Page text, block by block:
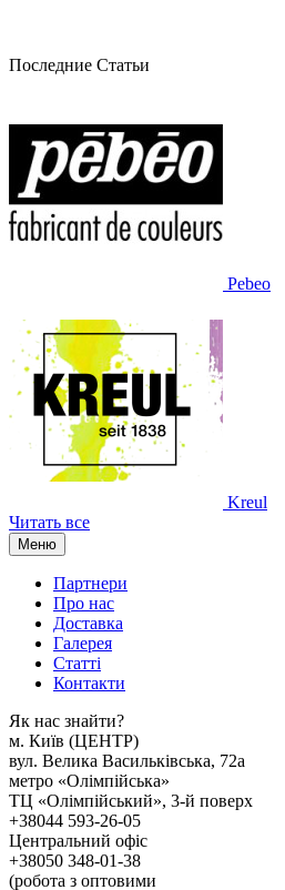
Последние Статьи
Pebeo
Kreul
Читать все
Меню
Партнери
Про нас
Доставка
Галерея
Статтi
Контакти
Як наc знайти?
м. Киïв (ЦЕНТР)
вул. Велика Васильківська, 72а
метро «Олімпійська»
ТЦ «Олімпійський», 3-й поверх
+38044 593-26-05
Центральний офіс
+38050 348-01-38
(робота з оптовими